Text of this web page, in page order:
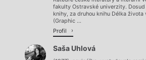
fakulty Ostravské univerzity.
knihy, za druhou knihu Délka života
(Graphic ...
Profil
Saša Uhlová